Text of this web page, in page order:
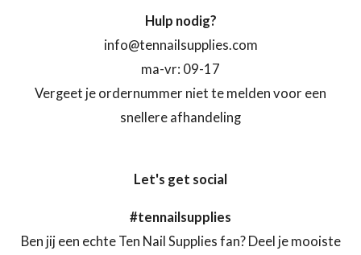
Hulp nodig?
info@tennailsupplies.com
ma-vr: 09-17
Vergeet je ordernummer niet te melden voor een
snellere afhandeling
Let's get social
#tennailsupplies
Ben jij een echte Ten Nail Supplies fan? Deel je mooiste